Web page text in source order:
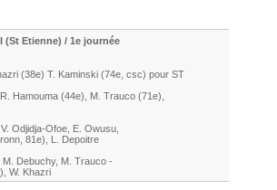
(St Etienne) / 1e journée
(38e) T. Kaminski (74e, csc) pour ST
R. Hamouma (44e) M. Trauco (71e)
V. Odjidja-Ofoe E. Owusu
, 81e)
L. Depoitre
M. Debuchy, M. Trauco -
W. Khazri